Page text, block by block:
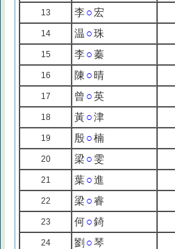
13 李○ 宏
14 温 ○珠
15 李○蓁
16 陳 ○ 晴
17 曾 ○英
18 黃○津
19 殷○楠
20 梁 ○ 雯
21 葉○進
22 梁 ○睿
23 何○錡
24 劉 ○琴